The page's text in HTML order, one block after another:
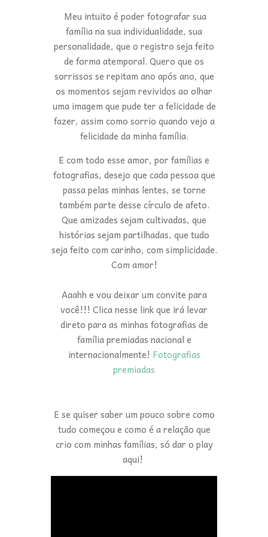
Meu intuito é poder fotografar sua
família na sua individualidade, sua
personalidade, que o registro seja feito
de forma atemporal. Quero que os
sorrissos se repitam ano após ano, que
os momentos sejam revividos ao olhar
uma imagem que pude ter a felicidade de
fazer, assim como sorrio quando vejo a
felicidade da minha família.
E com todo esse amor, por famílias e
fotografias, desejo que cada pessoa que
passa pelas minhas lentes, se torne
também parte desse círculo de afeto.
Que amizades sejam cultivadas, que
histórias sejam partilhadas, que tudo
seja feito com carinho, com simplicidade.
Com amor!
Aaahh e vou deixar um convite para
você!!! Clica nesse link que irá levar
direto para as minhas fotografias de
família premiadas nacional e
internacionalmente! Fotografias
premiadas
E se quiser saber um pouco sobre como
tudo começou e como é a relação que
crio com minhas famílias, só dar o play
aqui!